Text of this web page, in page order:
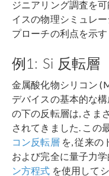
ジニアリング調査を
イスの物理シミュレ
プローチの利点を示
例1: Si 反転層
金属酸化物シリコン
デバイスの基本的な
の下の反転層は, さま
されてきました. この
コン反転層 を, 従来の
および完全に量子力
ン方程式 を使用して